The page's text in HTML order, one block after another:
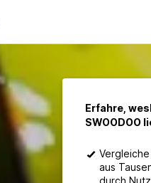
Erfahre,
SWOODOO
aus
durch